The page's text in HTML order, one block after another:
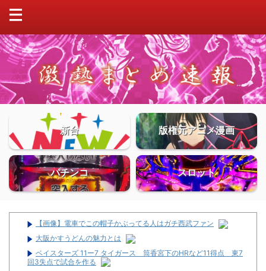
新台 版権元アニメ漫画
パチンコ スロット
【画像】電車でこの帽子かぶってる人はガチ西武ファン
大阪かすうどんの魅力とは
ベイスターズ 11ー7 タイガース 筒香宮下のHRなど11得点 東7
回3失点で試合を作る